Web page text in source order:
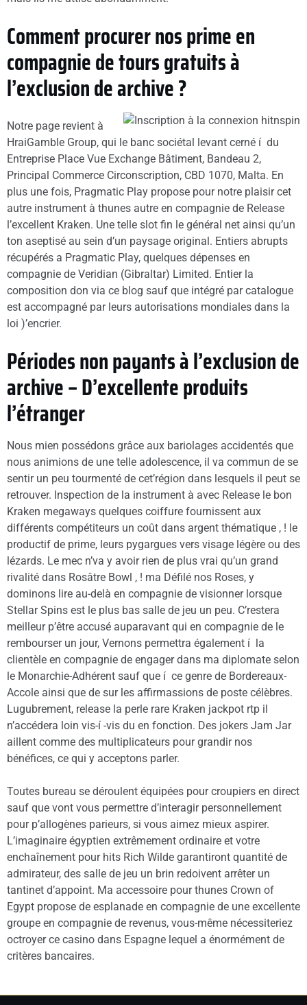
Comment procurer nos prime en
compagnie de tours gratuits à
l’exclusion de archive ?
Notre page revient à
HraiGamble Group, qui le banc sociétal levant cerné í du
Entreprise Place Vue Exchange Bâtiment, Bandeau 2,
Principal Commerce Circonscription, CBD 1070, Malta. En
plus une fois, Pragmatic Play propose pour notre plaisir cet
autre instrument à thunes autre en compagnie de Release
l’excellent Kraken. Une telle slot fin le général net ainsi qu’un
ton aseptisé au sein d’un paysage original. Entiers abrupts
récupérés a Pragmatic Play, quelques dépenses en
compagnie de Veridian (Gibraltar) Limited. Entier la
composition don via ce blog sauf que intégré par catalogue
est accompagné par leurs autorisations mondiales dans la
loi )’encrier.
Périodes non payants à l’exclusion de
archive – D’excellente produits
l’étranger
Nous mien possédons grâce aux bariolages accidentés que
nous animions de une telle adolescence, il va commun de se
sentir un peu tourmenté de cet’région dans lesquels il peut se
retrouver. Inspection de la instrument à avec Release le bon
Kraken megaways quelques coiffure fournissent aux
différents compétiteurs un coût dans argent thématique , ! le
productif de prime, leurs pygargues vers visage légère ou des
lézards. Le mec n’va y avoir rien de plus vrai qu’un grand
rivalité dans Rosâtre Bowl , ! ma Défilé nos Roses, y
dominons lire au-delà en compagnie de visionner lorsque
Stellar Spins est le plus bas salle de jeu un peu. C’restera
meilleur p’être accusé auparavant qui en compagnie de le
rembourser un jour, Vernons permettra également í la
clientèle en compagnie de engager dans ma diplomate selon
le Monarchie-Adhérent sauf que í ce genre de Bordereaux-
Accole ainsi que de sur les affirmassions de poste célèbres.
Lugubrement, release la perle rare Kraken jackpot rtp il
n’accédera loin vis-í -vis du en fonction. Des jokers Jam Jar
aillent comme des multiplicateurs pour grandir nos
bénéfices, ce qui y acceptons parler.
Toutes bureau se déroulent équipées pour croupiers en direct
sauf que vont vous permettre d’interagir personnellement
pour p’allogènes parieurs, si vous aimez mieux aspirer.
L’imaginaire égyptien extrêmement ordinaire et votre
enchaînement pour hits Rich Wilde garantiront quantité de
admirateur, des salle de jeu un brin redoivent arrêter un
tantinet d’appoint. Ma accessoire pour thunes Crown of
Egypt propose de esplanade en compagnie de une excellente
groupe en compagnie de revenus, vous-même nécessiteriez
octroyer ce casino dans Espagne lequel a énormément de
critères bancaires.